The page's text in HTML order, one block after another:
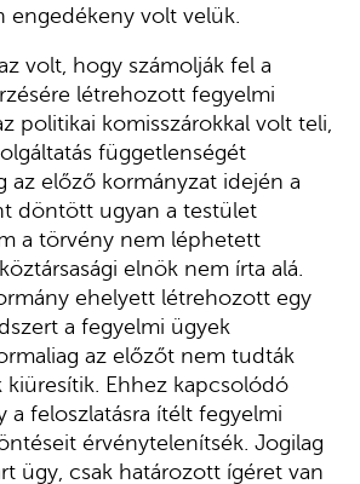
engedékeny volt velük.
volt, hogy számolják fel a
létrehozott fegyelmi
politikai komisszárokkal volt teli,
függetlenségét
az előző kormányzat idején a
döntött ugyan a testület
a törvény nem léphetett
elnök nem írta alá.
ehelyett létrehozott egy
a fegyelmi ügyek
az előzőt nem tudták
kiüresítik. Ehhez kapcsolódó
a feloszlatásra ítélt fegyelmi
érvénytelenítsék. Jogilag
ügy, csak határozott ígéret van